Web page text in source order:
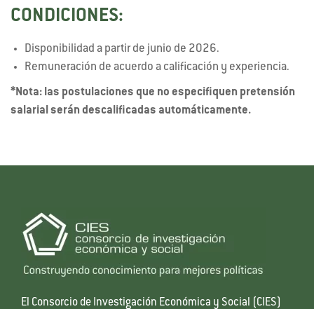
CONDICIONES:
Disponibilidad a partir de junio de 2026.
Remuneración de acuerdo a calificación y experiencia.
*Nota: las postulaciones que no especifiquen pretensión
salarial serán descalificadas automáticamente.
El Consorcio de Investigación Económica y Social (CIES)